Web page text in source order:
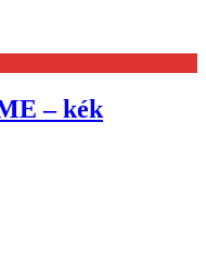
– kék